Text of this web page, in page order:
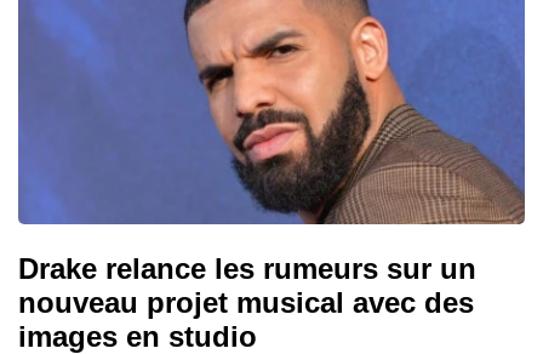
Drake relance les rumeurs sur un
nouveau projet musical avec des
images en studio